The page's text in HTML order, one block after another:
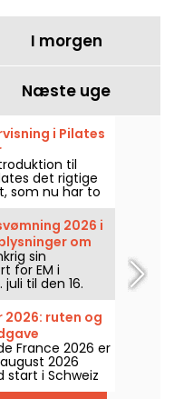
I morgen
Næste uge
i Pilates
til
det rigtige
som nu har to
hold for alle
2026 i
om
sin
for EM i
juli til den 16.
Her er
om
2026: ruten og
France 2026 er
2026
start i Schweiz
os i år.